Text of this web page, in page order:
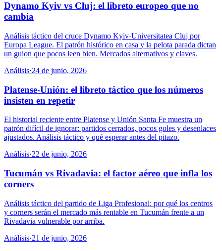
Dynamo Kyiv vs Cluj: el libreto europeo que no
cambia
Análisis táctico del cruce Dynamo Kyiv-Universitatea Cluj por
Europa League. El patrón histórico en casa y la pelota parada dictan
un guion que pocos leen bien. Mercados alternativos y claves.
Análisis·24 de junio, 2026
Platense-Unión: el libreto táctico que los números
insisten en repetir
El historial reciente entre Platense y Unión Santa Fe muestra un
patrón difícil de ignorar: partidos cerrados, pocos goles y desenlaces
ajustados. Análisis táctico y qué esperar antes del pitazo.
Análisis·22 de junio, 2026
Tucumán vs Rivadavia: el factor aéreo que infla los
corners
Análisis táctico del partido de Liga Profesional: por qué los centros
y corners serán el mercado más rentable en Tucumán frente a un
Rivadavia vulnerable por arriba.
Análisis·21 de junio, 2026